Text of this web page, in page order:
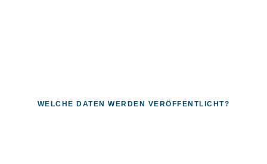
WELCHE DATEN WERDEN VERÖFFENTLICHT?